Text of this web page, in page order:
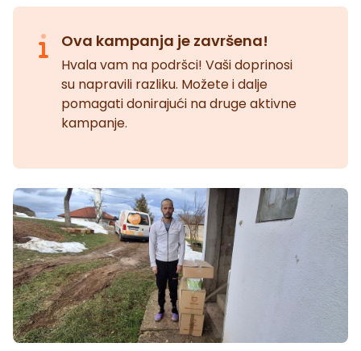
Ova kampanja je završena!
Hvala vam na podršci! Vaši doprinosi
su napravili razliku. Možete i dalje
pomagati donirajući na druge aktivne
kampanje.